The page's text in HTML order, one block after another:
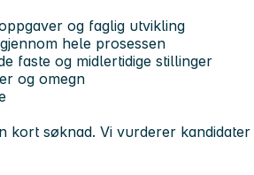
og faglig utvikling
hele prosessen
faste og midlertidige stillinger
og omegn
kort søknad. Vi vurderer kandidater